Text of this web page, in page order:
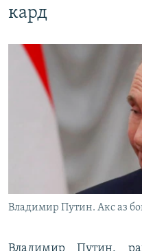
кард
Владимир Путин. Акс аз